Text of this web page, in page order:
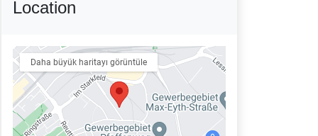
Location